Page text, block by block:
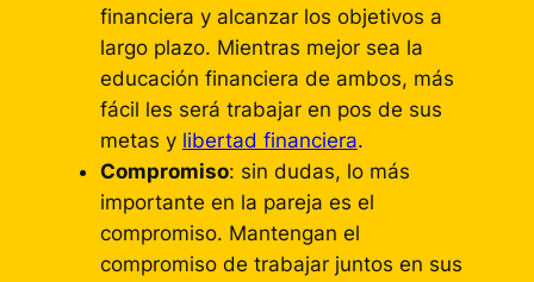
financiera y alcanzar los objetivos a
largo plazo. Mientras mejor sea la
educación financiera de ambos, más
fácil les será trabajar en pos de sus
metas y libertad financiera.
Compromiso: sin dudas, lo más
importante en la pareja es el
compromiso. Mantengan el
compromiso de trabajar juntos en sus